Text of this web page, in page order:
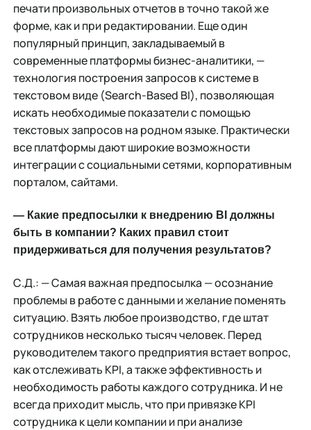
печати произвольных отчетов в точно такой же
форме, как и при редактировании. Еще один
популярный принцип, закладываемый в
современные платформы бизнес-аналитики, —
технология построения запросов к системе в
текстовом виде (Search-Based BI), позволяющая
искать необходимые показатели с помощью
текстовых запросов на родном языке. Практически
все платформы дают широкие возможности
интеграции с социальными сетями, корпоративным
порталом, сайтами.
— Какие предпосылки к внедрению BI должны
быть в компании? Каких правил стоит
придерживаться для получения результатов?
С.Д.: — Самая важная предпосылка — осознание
проблемы в работе с данными и желание поменять
ситуацию. Взять любое производство, где штат
сотрудников несколько тысяч человек. Перед
руководителем такого предприятия встает вопрос,
как отслеживать KPI, а также эффективность и
необходимость работы каждого сотрудника. И не
всегда приходит мысль, что при привязке KPI
сотрудника к цели компании и при анализе